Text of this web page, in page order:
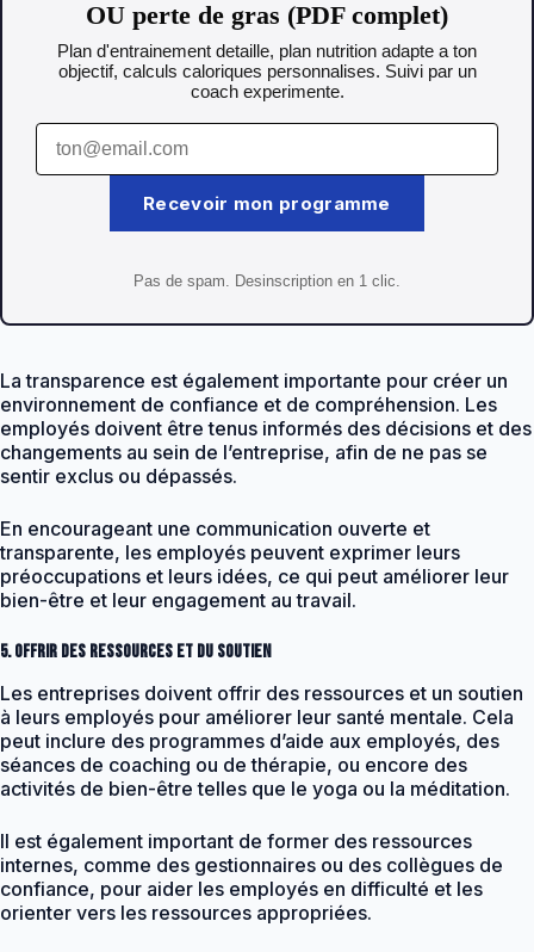
OU perte de gras (PDF complet)
Plan d'entrainement detaille, plan nutrition adapte a ton
objectif, calculs caloriques personnalises. Suivi par un
coach experimente.
Recevoir mon programme
Pas de spam. Desinscription en 1 clic.
La transparence est également importante pour créer un
environnement de confiance et de compréhension. Les
employés doivent être tenus informés des décisions et des
changements au sein de l’entreprise, afin de ne pas se
sentir exclus ou dépassés.
En encourageant une communication ouverte et
transparente, les employés peuvent exprimer leurs
préoccupations et leurs idées, ce qui peut améliorer leur
bien-être et leur engagement au travail.
5. Offrir des ressources et du soutien
Les entreprises doivent offrir des ressources et un soutien
à leurs employés pour améliorer leur santé mentale. Cela
peut inclure des programmes d’aide aux employés, des
séances de coaching ou de thérapie, ou encore des
activités de bien-être telles que le yoga ou la méditation.
Il est également important de former des ressources
internes, comme des gestionnaires ou des collègues de
confiance, pour aider les employés en difficulté et les
orienter vers les ressources appropriées.